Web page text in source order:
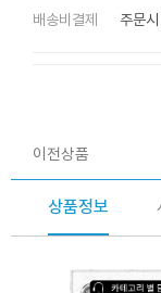
배송비결제 주문시
이전상품
상품정보